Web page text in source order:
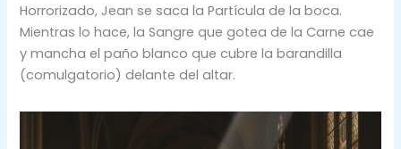
Horrorizado, Jean se saca la Partícula de la boca.
Mientras lo hace, la Sangre que gotea de la Carne cae
y mancha el paño blanco que cubre la barandilla
(comulgatorio) delante del altar.